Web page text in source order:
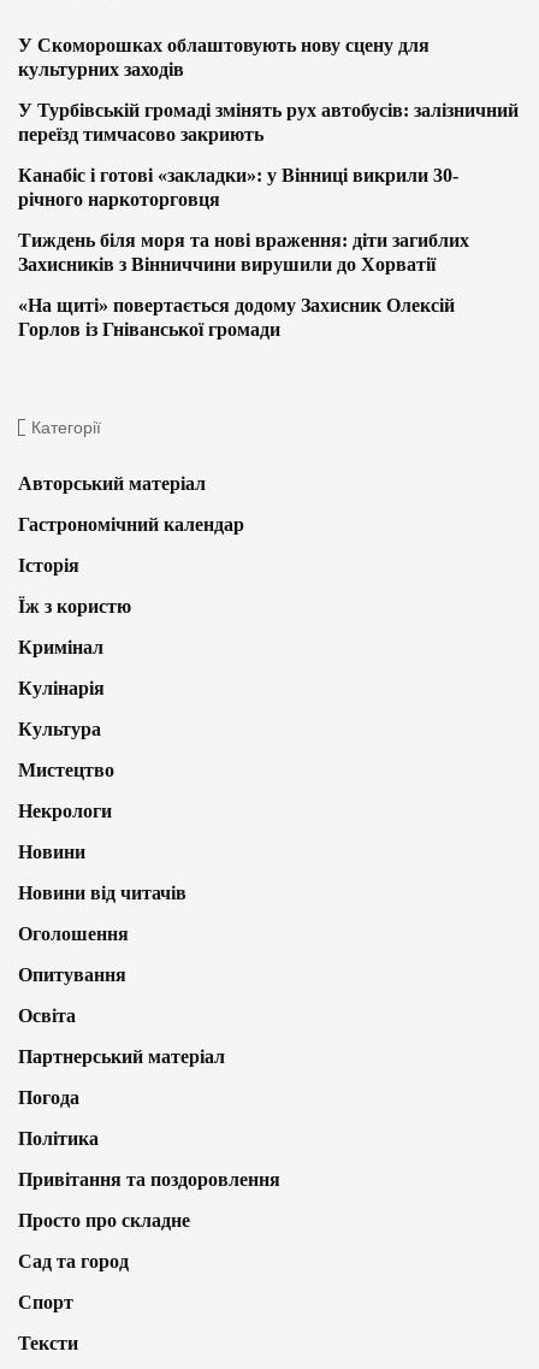
У Скоморошках облаштовують нову сцену для
культурних заходів
У Турбівській громаді змінять рух автобусів: залізничний
переїзд тимчасово закриють
Канабіс і готові «закладки»: у Вінниці викрили 30-
річного наркоторговця
Тиждень біля моря та нові враження: діти загиблих
Захисників з Вінниччини вирушили до Хорватії
«На щиті» повертається додому Захисник Олексій
Горлов із Гніванської громади
Категорії
Авторський матеріал
Гастрономічний календар
Історія
Їж з користю
Кримінал
Кулінарія
Культура
Мистецтво
Некрологи
Новини
Новини від читачів
Оголошення
Опитування
Освіта
Партнерський матеріал
Погода
Політика
Привітання та поздоровлення
Просто про складне
Сад та город
Спорт
Тексти